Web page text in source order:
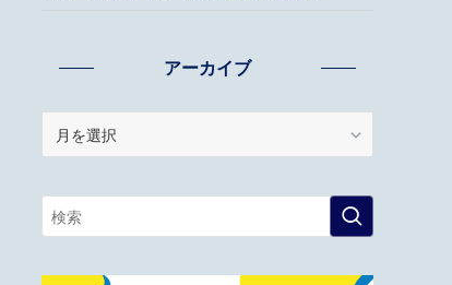
アーカイブ
イ
ブ